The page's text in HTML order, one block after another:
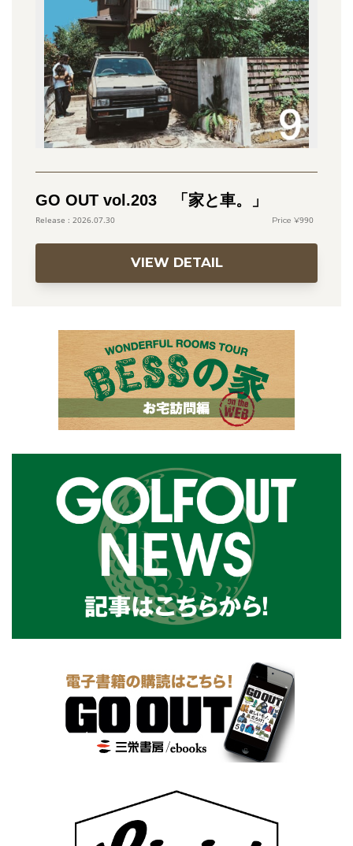
GO OUT vol.203 「家と車。」
2026.07.30 990
VIEW DETAIL